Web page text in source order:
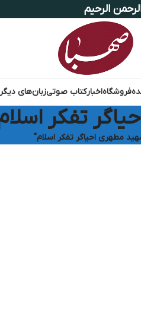
الرحیم
فروشگاهاخبارکتاب صوتیزبان‌های
تفکر
مطهری احیاگر تفکر اسلام"